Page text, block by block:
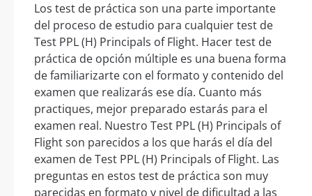
Los test de práctica son una parte importante
del proceso de estudio para cualquier test de
Test PPL (H) Principals of Flight. Hacer test de
práctica de opción múltiple es una buena forma
de familiarizarte con el formato y contenido del
examen que realizarás ese día. Cuanto más
practiques, mejor preparado estarás para el
examen real. Nuestro Test PPL (H) Principals of
Flight son parecidos a los que harás el día del
examen de Test PPL (H) Principals of Flight. Las
preguntas en estos test de práctica son muy
parecidas en formato y nivel de dificultad a las